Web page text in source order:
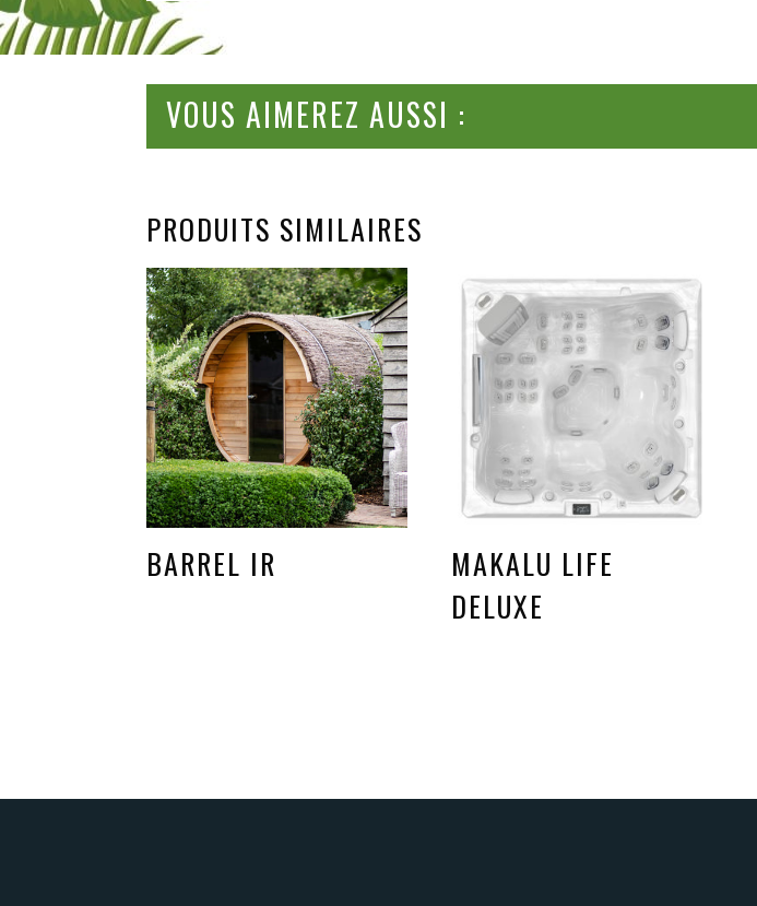
VOUS AIMEREZ AUSSI :
PRODUITS SIMILAIRES
BARREL IR
MAKALU LIFE
DELUXE